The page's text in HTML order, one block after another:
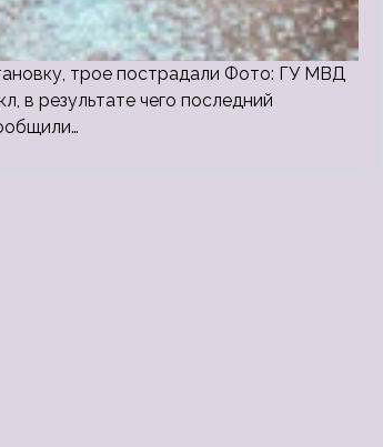
трое пострадали Фото: ГУ МВД
в результате чего последний